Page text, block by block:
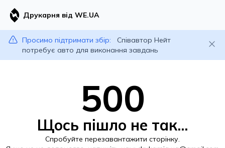
Друкарня від WE.UA
Просимо підтримати збір:
Співавтор Нейт
потребує авто для виконання завдань
500
Щось пішло не так...
Спробуйте перезавантажити сторінку.